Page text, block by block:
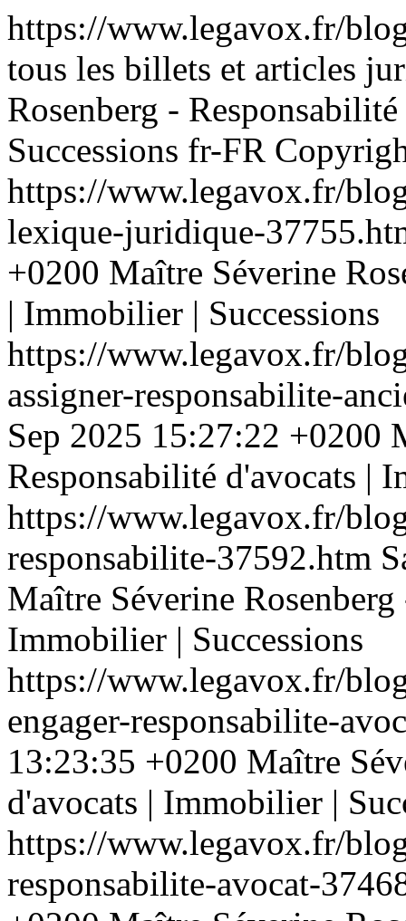
https://www.legavox.fr/
tous les billets et articles
Rosenberg -
Successions fr-FR
https://www.legavox.fr/
lexique-juridique-
+0200 Maître Séverine
| Immobilier | Successions
https://www.legavox.fr/
assigner-responsabilite-
Sep 2025 15:27:22 +0200
Responsabilité d'avocats |
https://www.legavox.fr/
responsabilite-37592.htm
Maître Séverine
Immobilier | Successions
https://www.legavox.fr/
engager-responsabilite-
13:23:35 +0200 Maître
d'avocats | Immobilier |
https://www.legavox.fr/
responsabilite-avocat-